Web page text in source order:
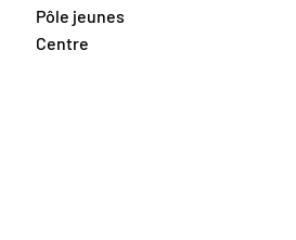
Pôle jeunes
Centre